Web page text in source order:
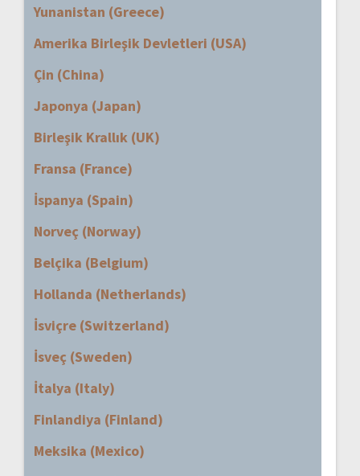
Yunanistan (Greece)
Amerika Birleşik Devletleri (USA)
Çin (China)
Japonya (Japan)
Birleşik Krallık (UK)
Fransa (France)
İspanya (Spain)
Norveç (Norway)
Belçika (Belgium)
Hollanda (Netherlands)
İsviçre (Switzerland)
İsveç (Sweden)
İtalya (Italy)
Finlandiya (Finland)
Meksika (Mexico)